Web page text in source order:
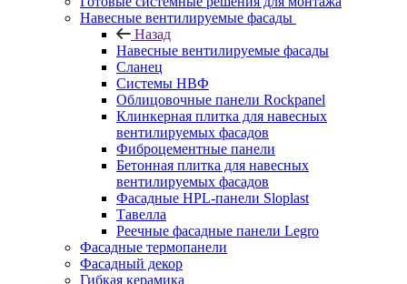
Навесные вентилируемые фасады
Назад
Навесные вентилируемые фасады
Сланец
Системы НВФ
Облицовочные панели Rockpanel
Клинкерная плитка для навесных
вентилируемых фасадов
Фиброцементные панели
Бетонная плитка для навесных
вентилируемых фасадов
Фасадные HPL-панели Sloplast
Тавелла
Реечные фасадные панели Legro
Фасадные термопанели
Фасадный декор
Гибкая керамика